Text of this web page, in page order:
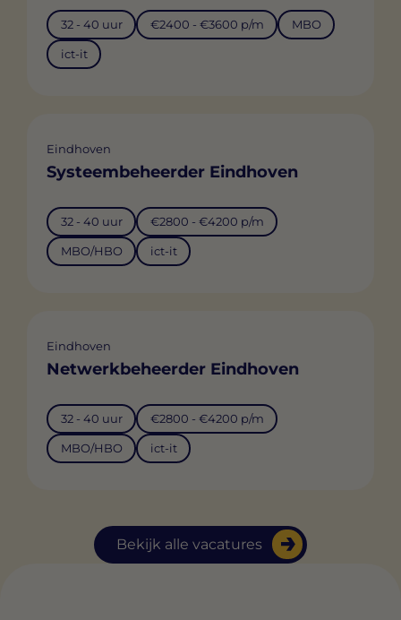
Bekijk alle vacatures
32 - 40 uur €2400 - €3600 p/m MBO
ict-it
Eindhoven
Systeembeheerder Eindhoven
32 - 40 uur €2800 - €4200 p/m
MBO/HBO ict-it
Eindhoven
Netwerkbeheerder Eindhoven
32 - 40 uur €2800 - €4200 p/m
MBO/HBO ict-it